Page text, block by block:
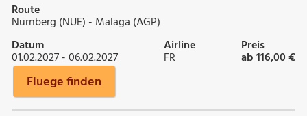
Route
Nürnberg (NUE) - Malaga (AGP)
Datum
01.02.2027 - 06.02.2027
Airline
FR
Preis
ab 116,00 €
Fluege finden